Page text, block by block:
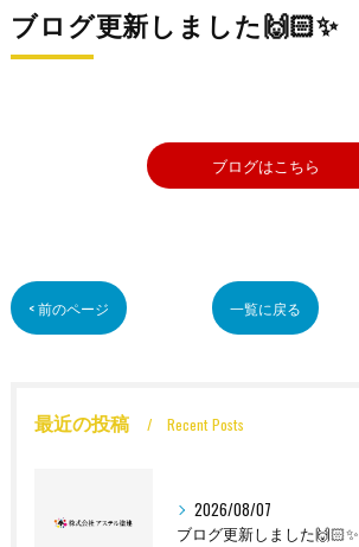
ブログ更新しました🙌🏻✨
ブログはこちら
< 前のページ 一覧に戻る
最近の投稿 Recent Posts
2026/08/07
ブログ更新しました🙌🏻✨